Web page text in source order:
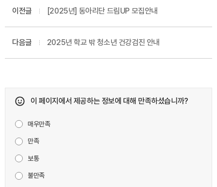
이전글 [2025년] 동아리단 드림UP 모집안내
다음글 2025년 학교 밖 청소년 건강검진 안내
이 페이지에서 제공하는 정보에 대해 만족하셨습니까?
매우만족
만족
보통
불만족